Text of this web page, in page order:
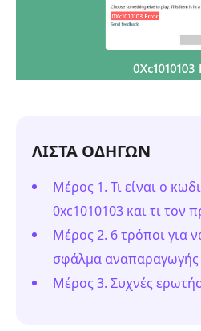
ΛΙΣΤΑ ΟΔΗΓΩΝ
Μέρος 1. Τι είναι ο
0xc1010103 και τι τον
Μέρος 2. 6 τρόποι για
σφάλμα αναπαραγωγής
Μέρος 3. Συχνές